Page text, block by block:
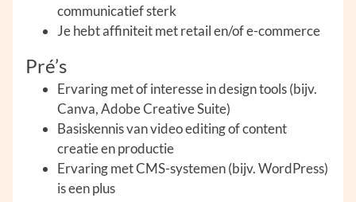
communicatief sterk
Je hebt affiniteit met retail en/of e-commerce
Pré’s
Ervaring met of interesse in design tools (bijv.
Canva, Adobe Creative Suite)
Basiskennis van video editing of content
creatie en productie
Ervaring met CMS-systemen (bijv. WordPress)
is een plus